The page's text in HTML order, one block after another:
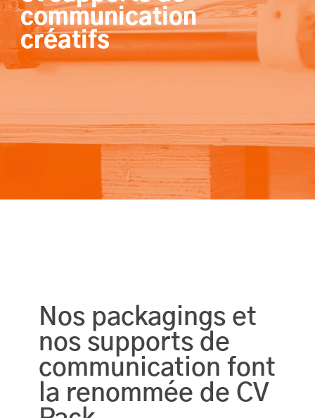
communication
créatifs
Nos packagings et
nos supports de
communication font
la renommée de CV